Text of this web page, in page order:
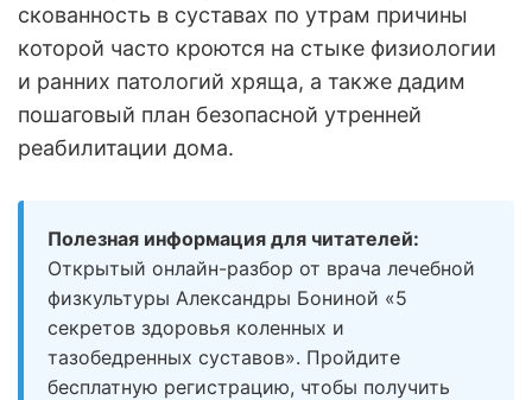
скованность в суставах по утрам причины
которой часто кроются на стыке физиологии
и ранних патологий хряща, а также дадим
пошаговый план безопасной утренней
реабилитации дома.
Полезная информация для читателей:
Открытый онлайн-разбор от врача лечебной
физкультуры Александры Бониной «5
секретов здоровья коленных и
тазобедренных суставов». Пройдите
бесплатную регистрацию, чтобы получить